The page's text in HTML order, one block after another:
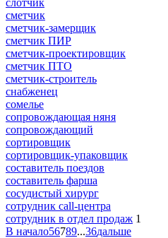
сметчик
сметчик-замерщик
сметчик ПИР
сметчик-проектировщик
сметчик ПТО
сметчик-строитель
снабженец
сомелье
сопровождающая няня
сопровождающий
сортировщик
сортировщик-упаковщик
составитель поездов
составитель фарша
сосудистый хирург
сотрудник call-центра
сотрудник в отдел продаж 1
В начало56789...36дальше